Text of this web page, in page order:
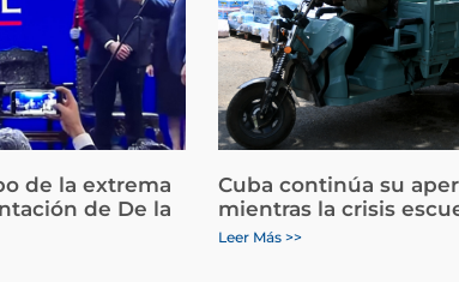
de la extrema
de De la
Cuba continúa su
mientras la crisis
Leer Más >>